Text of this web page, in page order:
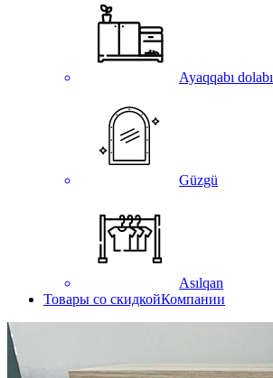
Ayaqqabı dolabı
Güzgü
Asılqan
Товары со скидкойКомпании